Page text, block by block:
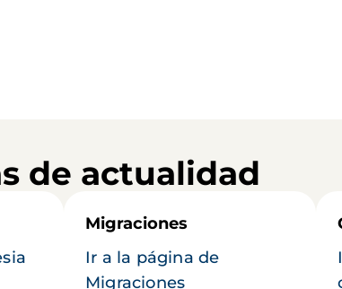
de actualidad
Migraciones
Ir a la página de
Migraciones